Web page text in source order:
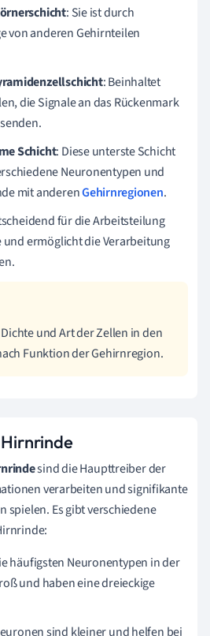
: Sie ist durch
von anderen Gehirnteilen
: Beinhaltet
die Signale an das Rückenmark
Schicht: Diese unterste Schicht
Neuronentypen und
mit anderenGehirnregionen.
für die Arbeitsteilung
ermöglicht die Verarbeitung
und Art der Zellen in den
Funktion der Gehirnregion.
sind die Haupttreiber der
verarbeiten und signifikante
spielen. Es gibt verschiedene
häufigsten Neuronentypen in der
und haben eine dreieckige
sind kleiner und helfen bei